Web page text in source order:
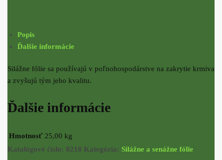
Popis
Ďalšie informácie
Silážne fólie sa používajú v poľnohospodárstve na zakrytie krmiva
a zvyšujú tým jeho kvalitu.
Ďalšie informácie
Hmotnosť 25,00 kg
Katalógové číslo: 0218 Kategória: Silážne a senážne fólie